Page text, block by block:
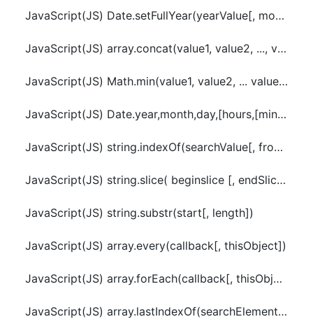
JavaScript(JS) Date.setFullYear(yearValue[, monthValue[, dayValue]])
JavaScript(JS) array.concat(value1, value2, ..., valueN)
JavaScript(JS) Math.min(value1, value2, ... valueN )
JavaScript(JS) Date.year,month,day,[hours,[minutes,[seconds,[ms]]])
JavaScript(JS) string.indexOf(searchValue[, fromIndex])
JavaScript(JS) string.slice( beginslice [, endSlice] )
JavaScript(JS) string.substr(start[, length])
JavaScript(JS) array.every(callback[, thisObject])
JavaScript(JS) array.forEach(callback[, thisObject])
JavaScript(JS) array.lastIndexOf(searchElement[, fromIndex])